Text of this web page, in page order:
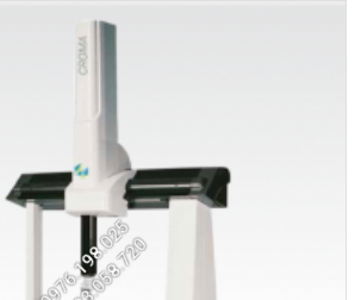
0976.198.025